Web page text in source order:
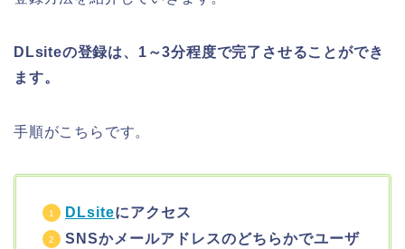
DLsiteの登録は、1～3分程度で完了させることができ
ます。
手順がこちらです。
DLsiteにアクセス
SNSかメールアドレスのどちらかでユーザ